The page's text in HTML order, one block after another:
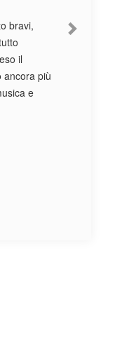
bravi,
il
ancora più
e